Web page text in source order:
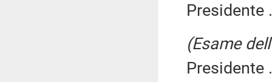
Presidente
(Esame
Presidente